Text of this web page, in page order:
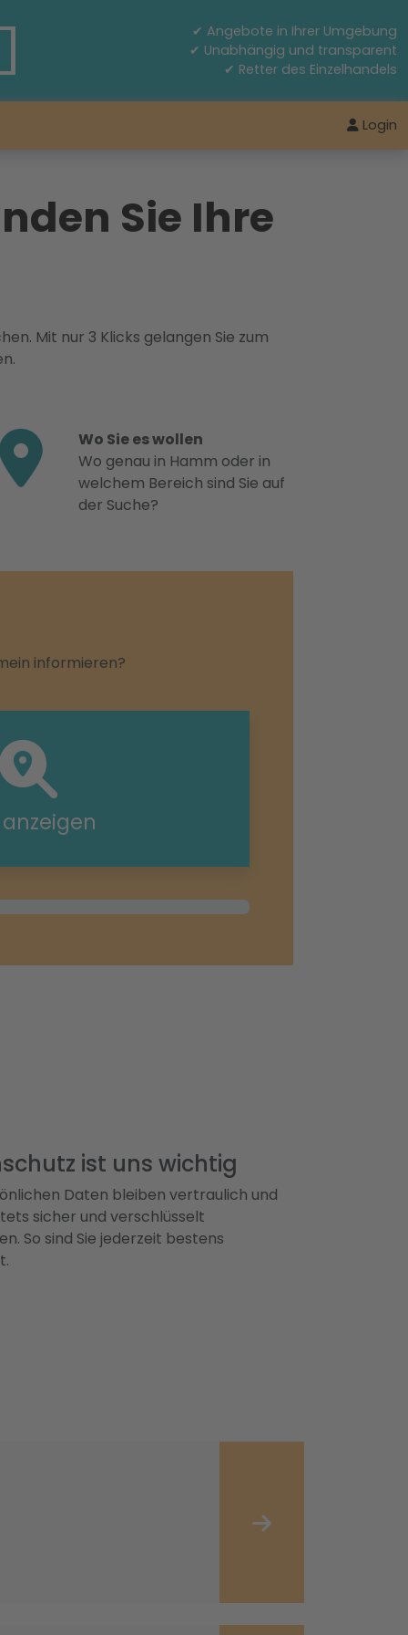
✔ Angebote in Ihrer Umgebung
✔ Unabhängig und transparent
✔ Retter des Einzelhandels
Login
Sie Ihre
Mit nur 3 Klicks gelangen Sie zum
Wo Sie es wollen
Wo genau in Hamm oder in
welchem Bereich sind Sie auf
der Suche?
informieren?
ist uns wichtig
Daten bleiben vertraulich und
sicher und verschlüsselt
So sind Sie jederzeit bestens